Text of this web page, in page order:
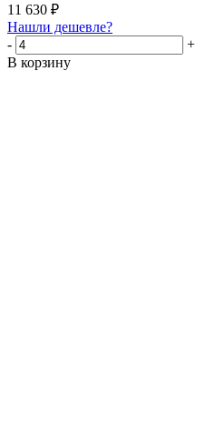
11 630 ₽
Нашли дешевле?
-
+
В корзину